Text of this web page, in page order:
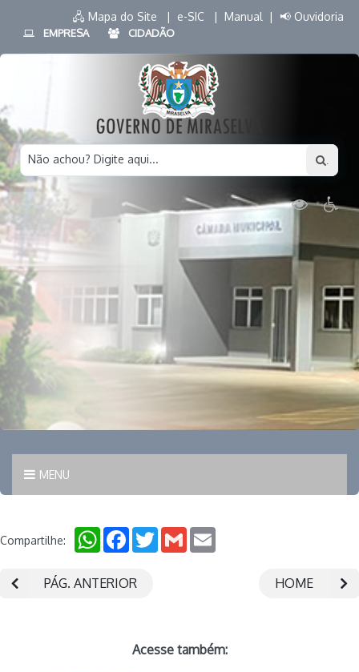
🖧 Mapa do Site | e-SIC | Manual | 📢 Ouvidoria
EMPRESA CIDADÃO
Não achou? Digite aqui...
MENU
Compartilhe: WhatsAppFacebookTwitterGmail
PÁG. ANTERIOR HOME
Acesse também: